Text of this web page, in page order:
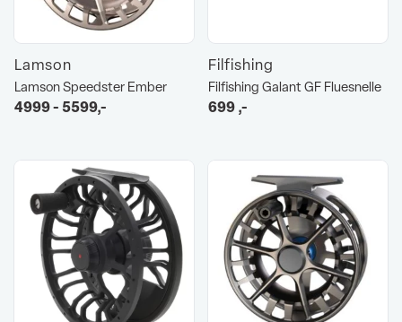
Lamson
Lamson Speedster Ember
4999 - 5599,-
Filfishing
Filfishing Galant GF Fluesnelle
699,-